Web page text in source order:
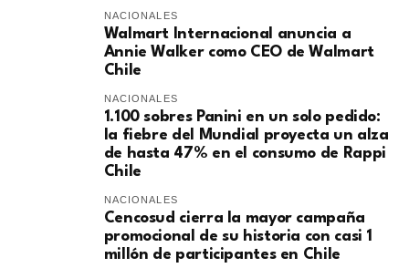
NACIONALES
Walmart Internacional anuncia a
Annie Walker como CEO de Walmart
Chile
NACIONALES
1.100 sobres Panini en un solo pedido:
la fiebre del Mundial proyecta un alza
de hasta 47% en el consumo de Rappi
Chile
NACIONALES
Cencosud cierra la mayor campaña
promocional de su historia con casi 1
millón de participantes en Chile